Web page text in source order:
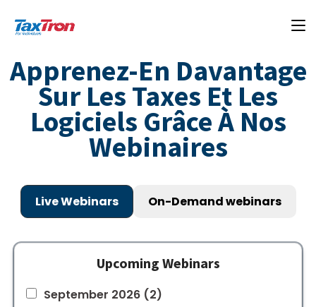
Apprenez-En Davantage
Sur Les Taxes Et Les
Logiciels Grâce À Nos
Webinaires
Live Webinars On-Demand webinars
Upcoming Webinars
September 2026 (2)